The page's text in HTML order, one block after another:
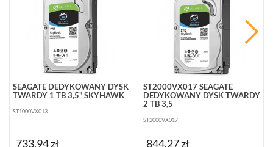
SEAGATE DEDYKOWANY DYSK
TWARDY 1 TB 3,5" SKYHAWK
ST1000VX013
733,94 zł
ST2000VX017 SEAGATE
DEDYKOWANY DYSK TWARDY
2 TB 3,5
ST2000VX017
844,27 zł